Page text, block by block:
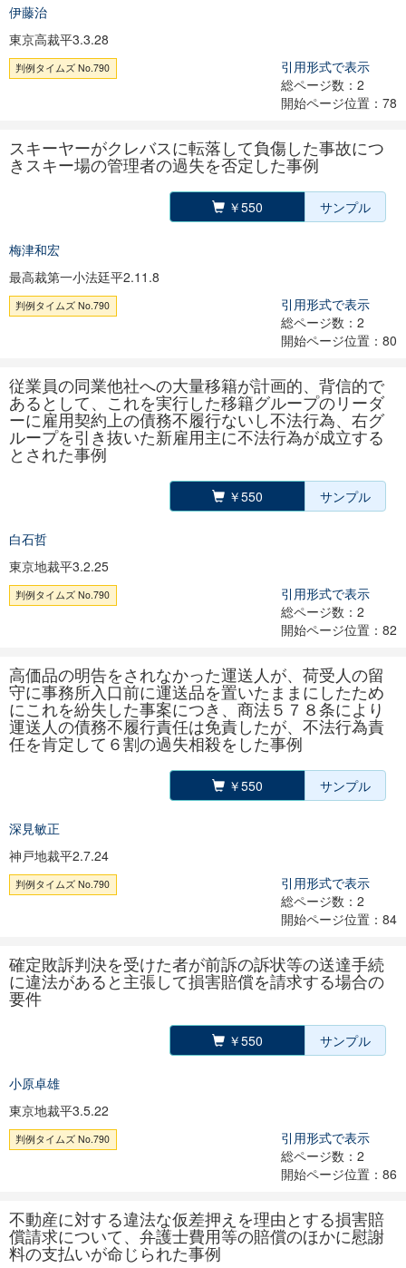
伊藤治
東京高裁平3.3.28
判例タイムズ No.790
引用形式で表示
総ページ数：2
開始ページ位置：78
スキーヤーがクレバスに転落して負傷した事故につ
きスキー場の管理者の過失を否定した事例
￥550 サンプル
梅津和宏
最高裁第一小法廷平2.11.8
判例タイムズ No.790
引用形式で表示
総ページ数：2
開始ページ位置：80
従業員の同業他社への大量移籍が計画的、背信的で
あるとして、これを実行した移籍グループのリーダ
ーに雇用契約上の債務不履行ないし不法行為、右グ
ループを引き抜いた新雇用主に不法行為が成立する
とされた事例
￥550 サンプル
白石哲
東京地裁平3.2.25
判例タイムズ No.790
引用形式で表示
総ページ数：2
開始ページ位置：82
高価品の明告をされなかった運送人が、荷受人の留
守に事務所入口前に運送品を置いたままにしたため
にこれを紛失した事案につき、商法５７８条により
運送人の債務不履行責任は免責したが、不法行為責
任を肯定して６割の過失相殺をした事例
￥550 サンプル
深見敏正
神戸地裁平2.7.24
判例タイムズ No.790
引用形式で表示
総ページ数：2
開始ページ位置：84
確定敗訴判決を受けた者が前訴の訴状等の送達手続
に違法があると主張して損害賠償を請求する場合の
要件
￥550 サンプル
小原卓雄
東京地裁平3.5.22
判例タイムズ No.790
引用形式で表示
総ページ数：2
開始ページ位置：86
不動産に対する違法な仮差押えを理由とする損害賠
償請求について、弁護士費用等の賠償のほかに慰謝
料の支払いが命じられた事例